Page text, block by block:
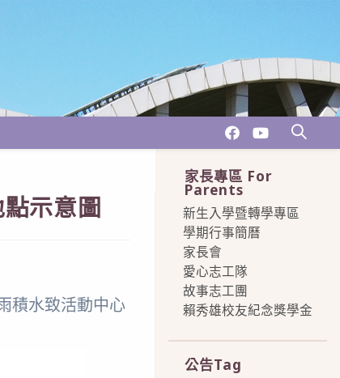
示意圖
積水致活動中心
家長專區 For
Parents
新生入學暨轉學專區
學期行事簡曆
家長會
愛心志工隊
故事志工團
賴秀雄校友紀念獎學金
公告Tag